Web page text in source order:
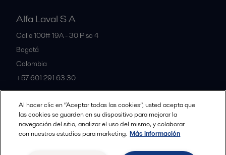
Alfa Laval S A
Calle 100# 19A - 30 Piso 4
Bogotá
Colombia
+57 601 291 63 30
All offices and partners
Política de Privacidad Alfa Laval Política de Cookies
Al hacer clic en “Aceptar todas las cookies”, usted acepta que
las cookies se guarden en su dispositivo para mejorar la
navegación del sitio, analizar el uso del mismo, y colaborar
con nuestros estudios para marketing. Más información